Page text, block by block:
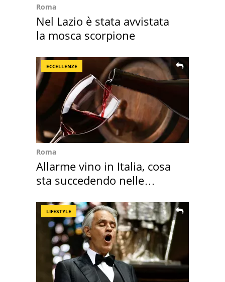
Roma
Nel Lazio è stata avvistata
la mosca scorpione
ECCELLENZE
Roma
Allarme vino in Italia, cosa
sta succedendo nelle
LIFESTYLE